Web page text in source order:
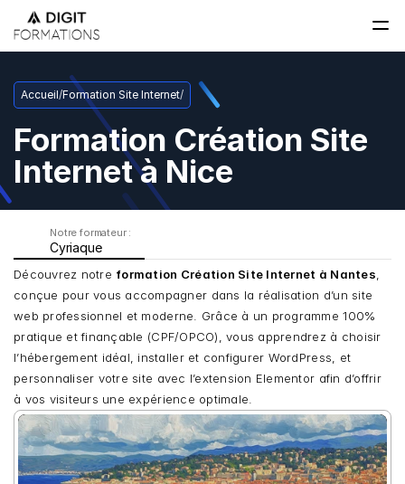
Notre formateur :
Cyriaque
Découvrez notre formation Création Site Internet à Nantes
conçue pour vous accompagner dans la réalisation d’un site
web professionnel et moderne. Grâce à un programme 100%
pratique et finançable (CPF/OPCO), vous apprendrez à choisir
l’hébergement idéal, installer et configurer WordPress, et
personnaliser votre site avec l’extension Elementor afin d’offrir
à vos visiteurs une expérience optimale.
Accueil/Formation Site Internet/
Formation Création Site
Internet à Nice